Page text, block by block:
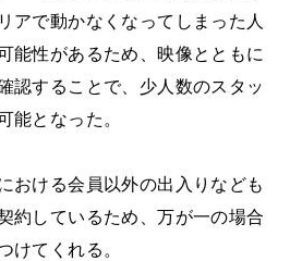
アで動かなくなってしまった人
能性があるため、映像とともに
認することで、少人数のスタッ
能となった。
おける会員以外の出入りなども
約しているため、万が一の場合
けてくれる。